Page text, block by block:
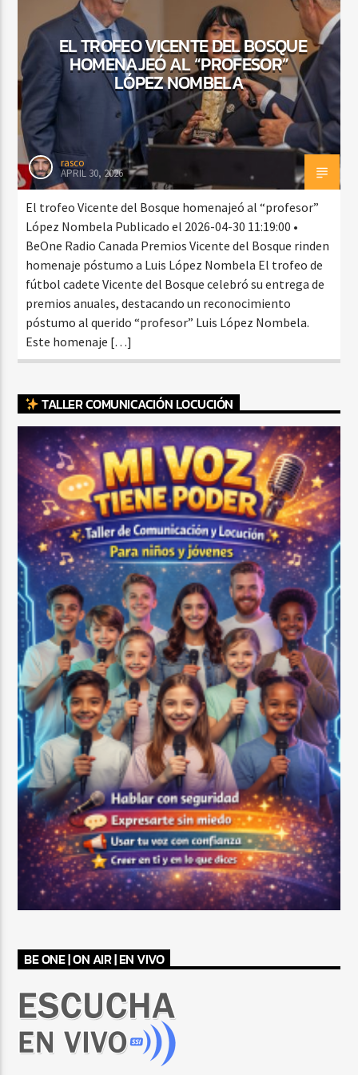
CURRENT SHOW
SALSA MATUTINA
6:00 AM 9:00 AM
EL TROFEO VICENTE DEL BOSQUE
HOMENAJEÓ AL “PROFESOR”
LÓPEZ NOMBELA
rasco
APRIL 30, 2026
El trofeo Vicente del Bosque homenajeó al “profesor”
López Nombela Publicado el 2026-04-30 11:19:00 •
BeOne Radio Canada Premios Vicente del Bosque rinden
homenaje póstumo a Luis López Nombela El trofeo de
fútbol cadete Vicente del Bosque celebró su entrega de
premios anuales, destacando un reconocimiento
póstumo al querido “profesor” Luis López Nombela.
Este homenaje […]
TALLER COMUNICACIÓN LOCUCIÓN
BE ONE | ON AIR | EN VIVO